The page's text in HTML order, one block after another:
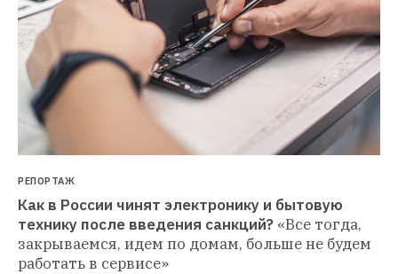
РЕПОРТАЖ
Как в России чинят электронику и бытовую
технику после введения санкций? «Все тогда,
закрываемся, идем по домам, больше не будем
работать в сервисе»